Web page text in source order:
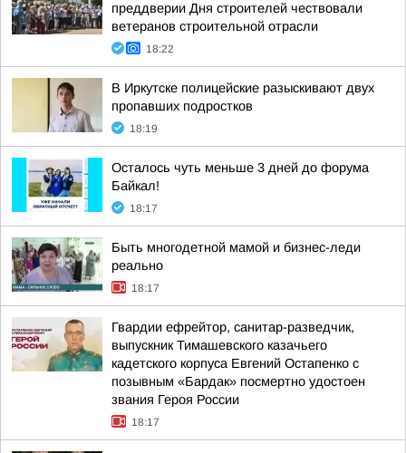
преддверии Дня строителей чествовали
ветеранов строительной отрасли
18:22
В Иркутске полицейские разыскивают двух
пропавших подростков
18:19
Осталось чуть меньше 3 дней до форума
Байкал!
18:17
Быть многодетной мамой и бизнес-леди
реально
18:17
Гвардии ефрейтор, санитар-разведчик,
выпускник Тимашевского казачьего
кадетского корпуса Евгений Остапенко с
позывным «Бардак» посмертно удостоен
звания Героя России
18:17